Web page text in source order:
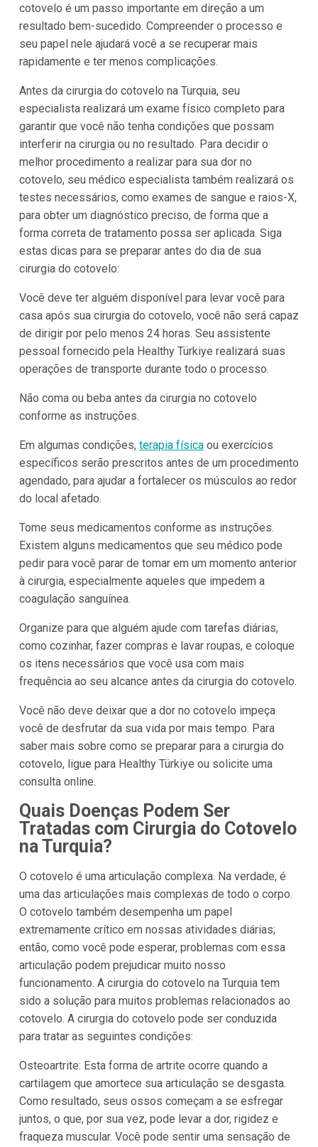
cotovelo é um passo importante em direção a um
resultado bem-sucedido. Compreender o processo e
seu papel nele ajudará você a se recuperar mais
rapidamente e ter menos complicações.
Antes da cirurgia do cotovelo na Turquia, seu
especialista realizará um exame físico completo para
garantir que você não tenha condições que possam
interferir na cirurgia ou no resultado. Para decidir o
melhor procedimento a realizar para sua dor no
cotovelo, seu médico especialista também realizará os
testes necessários, como exames de sangue e raios-X,
para obter um diagnóstico preciso, de forma que a
forma correta de tratamento possa ser aplicada. Siga
estas dicas para se preparar antes do dia de sua
cirurgia do cotovelo:
Você deve ter alguém disponível para levar você para
casa após sua cirurgia do cotovelo, você não será capaz
de dirigir por pelo menos 24 horas. Seu assistente
pessoal fornecido pela Healthy Türkiye realizará suas
operações de transporte durante todo o processo.
Não coma ou beba antes da cirurgia no cotovelo
conforme as instruções.
Em algumas condições, terapia físicaou exercícios
específicos serão prescritos antes de um procedimento
agendado, para ajudar a fortalecer os músculos ao redor
do local afetado.
Tome seus medicamentos conforme as instruções.
Existem alguns medicamentos que seu médico pode
pedir para você parar de tomar em um momento anterior
à cirurgia, especialmente aqueles que impedem a
coagulação sanguínea.
Organize para que alguém ajude com tarefas diárias,
como cozinhar, fazer compras e lavar roupas, e coloque
os itens necessários que você usa com mais
frequência ao seu alcance antes da cirurgia do cotovelo.
Você não deve deixar que a dor no cotovelo impeça
você de desfrutar da sua vida por mais tempo. Para
saber mais sobre como se preparar para a cirurgia do
cotovelo, ligue para Healthy Türkiye ou solicite uma
consulta online.
Quais Doenças Podem Ser
Tratadas com Cirurgia do Cotovelo
na Turquia?
O cotovelo é uma articulação complexa. Na verdade, é
uma das articulações mais complexas de todo o corpo.
O cotovelo também desempenha um papel
extremamente crítico em nossas atividades diárias;
então, como você pode esperar, problemas com essa
articulação podem prejudicar muito nosso
funcionamento. A cirurgia do cotovelo na Turquia tem
sido a solução para muitos problemas relacionados ao
cotovelo. A cirurgia do cotovelo pode ser conduzida
para tratar as seguintes condições:
Osteoartrite: Esta forma de artrite ocorre quando a
cartilagem que amortece sua articulação se desgasta.
Como resultado, seus ossos começam a se esfregar
juntos, o que, por sua vez, pode levar a dor, rigidez e
fraqueza muscular. Você pode sentir uma sensação de